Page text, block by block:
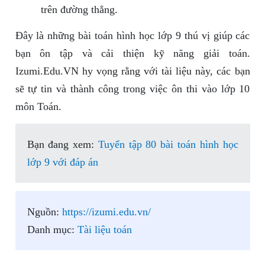
trên đường thẳng.
Đây là những bài toán hình học lớp 9 thú vị giúp các
bạn ôn tập và cải thiện kỹ năng giải toán.
Izumi.Edu.VN hy vọng rằng với tài liệu này, các bạn
sẽ tự tin và thành công trong việc ôn thi vào lớp 10
môn Toán.
Bạn đang xem: Tuyển tập 80 bài toán hình học
lớp 9 với đáp án
Nguồn: https://izumi.edu.vn/
Danh mục: Tài liệu toán